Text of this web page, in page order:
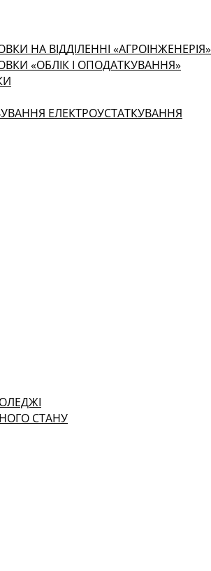
НА ВІДДІЛЕННІ «АГРОІНЖЕНЕРІЯ»
«ОБЛІК І ОПОДАТКУВАННЯ»
ЕЛЕКТРОУСТАТКУВАННЯ
СТАНУ